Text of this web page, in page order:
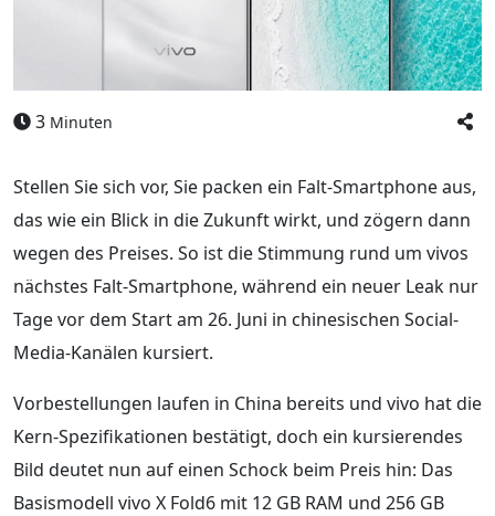
3 Minuten
Stellen Sie sich vor, Sie packen ein Falt-Smartphone aus,
das wie ein Blick in die Zukunft wirkt, und zögern dann
wegen des Preises. So ist die Stimmung rund um vivos
nächstes Falt-Smartphone, während ein neuer Leak nur
Tage vor dem Start am 26. Juni in chinesischen Social-
Media-Kanälen kursiert.
Vorbestellungen laufen in China bereits und vivo hat die
Kern-Spezifikationen bestätigt, doch ein kursierendes
Bild deutet nun auf einen Schock beim Preis hin: Das
Basismodell vivo X Fold6 mit 12 GB RAM und 256 GB